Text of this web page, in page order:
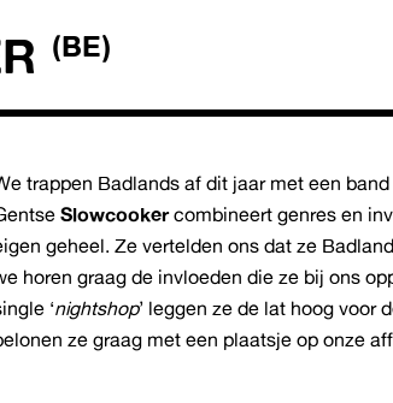
(BE)
trappen Badlands af dit jaar met een
Slowcookercombineert genres en
geheel. Ze vertelden ons dat ze
horen graag de invloeden die ze bij ons
‘nightshop’ leggen ze de lat hoog voor
ze graag met een plaatsje op onze